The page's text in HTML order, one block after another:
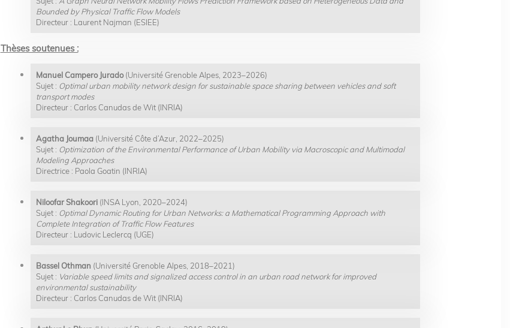
Bounded by Physical Traffic Flow Models
Directeur : Laurent Najman (ESIEE)
Thèses soutenues :
Manuel Campero Jurado(Université Grenoble Alpes, 2023–2026)
Sujet : Optimal urban mobility network design for sustainable space sharing between vehicles and soft
transport modes
Directeur : Carlos Canudas de Wit (INRIA)
Agatha Joumaa (Université Côte d’Azur, 2022–2025)
Sujet : Optimization of the Environmental Performance of Urban Mobility via Macroscopic and Multimodal
Modeling Approaches
Directrice : Paola Goatin (INRIA)
Niloofar Shakoori (INSA Lyon, 2020–2024)
Sujet : Optimal Dynamic Routing for Urban Networks: a Mathematical Programming Approach with
Complete Integration of Traffic Flow Features
Directeur : Ludovic Leclercq (UGE)
Bassel Othman (Université Grenoble Alpes, 2018–2021)
Sujet : Variable speed limits and signalized access control in an urban road network for improved
environmental sustainability
Directeur : Carlos Canudas de Wit (INRIA)